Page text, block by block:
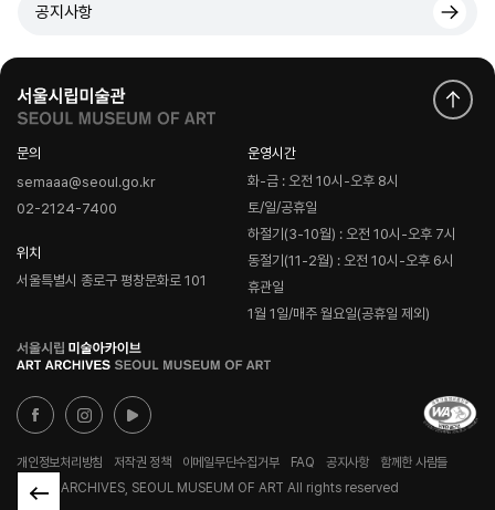
공지사항
문의
semaaa@seoul.go.kr
02-2124-7400
위치
서울특별시 종로구 평창문화로 101
운영시간
화-금 : 오전 10시-오후 8시
토/일/공휴일
하절기(3-10월) : 오전 10시-오후 7시
동절기(11-2월) : 오전 10시-오후 6시
휴관일
1월 1일/매주 월요일(공휴일 제외)
로
고
개인정보처리방침 저작권 정책 이메일무단수집거부 FAQ 공지사항
함께한 사람들
© ART ARCHIVES, SEOUL MUSEUM OF ART All rights reserved